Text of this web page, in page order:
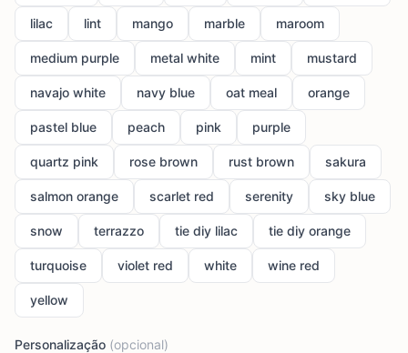
lilac lint mango marble maroom
medium purple metal white mint mustard
navajo white navy blue oat meal orange
pastel blue peach pink purple
quartz pink rose brown rust brown sakura
salmon orange scarlet red serenity sky blue
snow terrazzo tie diy lilac tie diy orange
turquoise violet red white wine red
yellow
Personalização (opcional)